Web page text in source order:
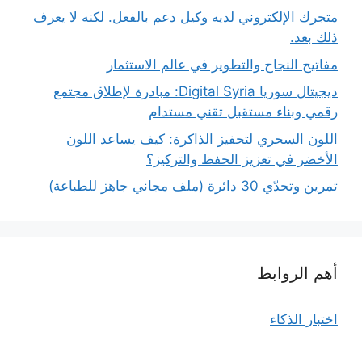
متجرك الإلكتروني لديه وكيل دعم بالفعل. لكنه لا يعرف
ذلك بعد.
مفاتيح النجاح والتطوير في عالم الاستثمار
ديجيتال سوريا Digital Syria: مبادرة لإطلاق مجتمع
رقمي وبناء مستقبل تقني مستدام
اللون السحري لتحفيز الذاكرة: كيف يساعد اللون
الأخضر في تعزيز الحفظ والتركيز؟
تمرين وتحدّي 30 دائرة (ملف مجاني جاهز للطباعة)
أهم الروابط
اختبار الذكاء